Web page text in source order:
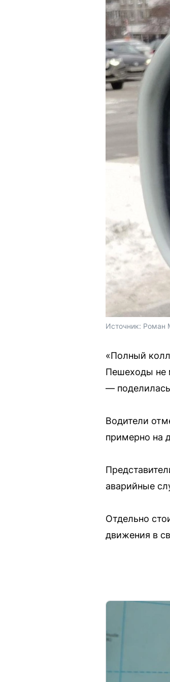
Источник: Роман
«Полный
Пешеходы не
—
Водители
примерно на
аварийные
Отдельно
движения в